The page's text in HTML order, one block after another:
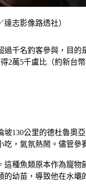
志影像路透社）
千名釣客參與，目的
2萬5千盧比（約新台
坡130公里的德杜魯
，氣氛熱鬧。儘管參
種魚類原本作為寵
幼苗，導致他在水壩